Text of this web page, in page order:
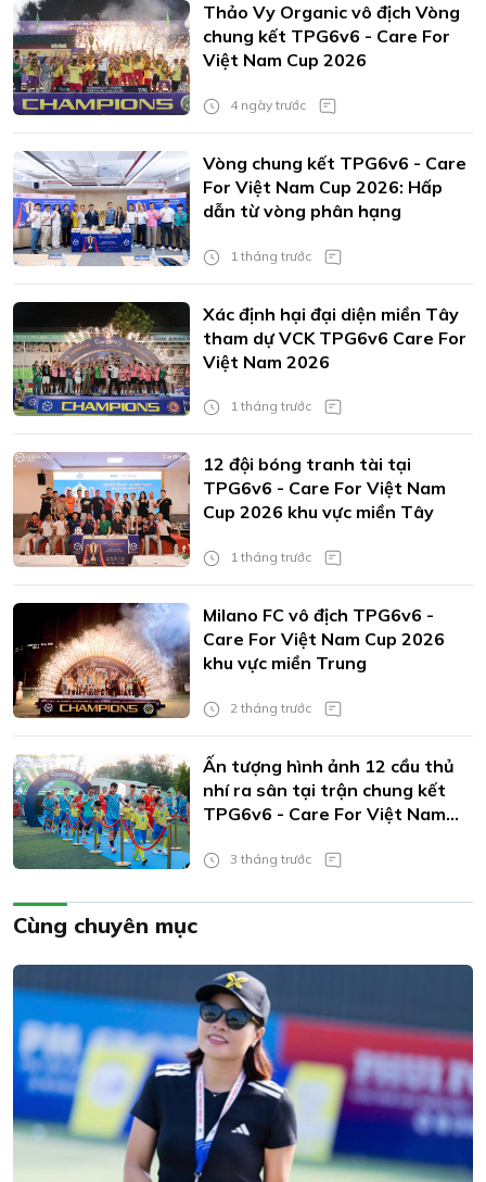
Thảo Vy Organic vô địch Vòng
chung kết TPG6v6 - Care For
Việt Nam Cup 2026
4 ngày trước
Vòng chung kết TPG6v6 - Care
For Việt Nam Cup 2026: Hấp
dẫn từ vòng phân hạng
1 tháng trước
Xác định hại đại diện miền Tây
tham dự VCK TPG6v6 Care For
Việt Nam 2026
1 tháng trước
12 đội bóng tranh tài tại
TPG6v6 - Care For Việt Nam
Cup 2026 khu vực miền Tây
1 tháng trước
Milano FC vô địch TPG6v6 -
Care For Việt Nam Cup 2026
khu vực miền Trung
2 tháng trước
Ấn tượng hình ảnh 12 cầu thủ
nhí ra sân tại trận chung kết
TPG6v6 - Care For Việt Nam
3 tháng trước
Cùng chuyên mục